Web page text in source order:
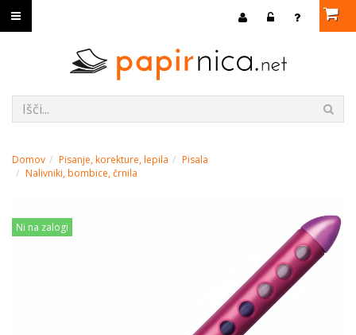
Domov Pisanje, korekture, lepila
Pisala
Nalivniki, bombice, črnila
Ni na zalogi